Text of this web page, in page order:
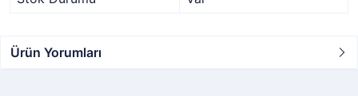
Ürün Yorumları